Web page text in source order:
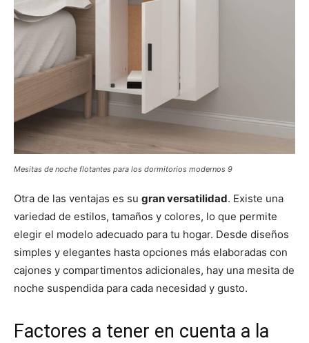
Mesitas de noche flotantes para los dormitorios modernos 9
Otra de las ventajas es su gran versatilidad. Existe una
variedad de estilos, tamaños y colores, lo que permite
elegir el modelo adecuado para tu hogar. Desde diseños
simples y elegantes hasta opciones más elaboradas con
cajones y compartimentos adicionales, hay una mesita de
noche suspendida para cada necesidad y gusto.
Factores a tener en cuenta a la